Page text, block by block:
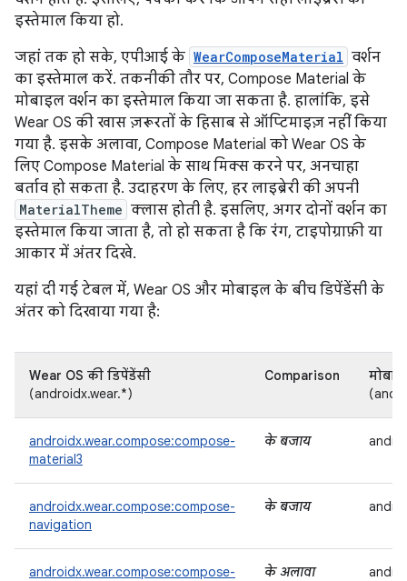
इस्तेमाल किया हो.
जहां तक हो सके, एपीआई के WearComposeMaterial वर्शन
का इस्तेमाल करें. तकनीकी तौर पर, Compose Material के
मोबाइल वर्शन का इस्तेमाल किया जा सकता है. हालांकि, इसे
Wear OS की खास ज़रूरतों के हिसाब से ऑप्टिमाइज़ नहीं किया
गया है. इसके अलावा, Compose Material को Wear OS के
लिए Compose Material के साथ मिक्स करने पर, अनचाहा
बर्ताव हो सकता है. उदाहरण के लिए, हर लाइब्रेरी की अपनी
MaterialTheme क्लास होती है. इसलिए, अगर दोनों वर्शन का
इस्तेमाल किया जाता है, तो हो सकता है कि रंग, टाइपोग्राफ़ी या
आकार में अंतर दिखे.
यहां दी गई टेबल में, Wear OS और मोबाइल के बीच डिपेंडेंसी के
अंतर को दिखाया गया है:
Wear OS की डिपेंडेंसी
(androidx.wear.*)
Comparison
androidx.wear.compose:compose-
material3
के बजाय
androidx.wear.compose:compose-
navigation
के बजाय
androidx.wear.compose:compose-
के अलावा